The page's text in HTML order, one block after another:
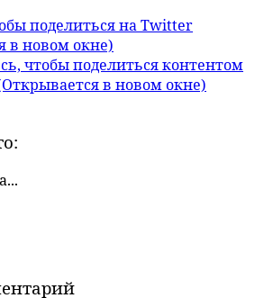
поделиться на Twitter
в новом окне)
чтобы поделиться контентом
в новом окне)